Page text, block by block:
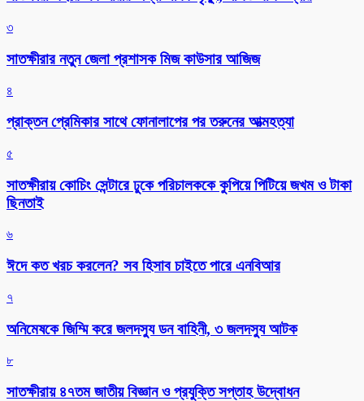
৩
সাতক্ষীরার নতুন জেলা প্রশাসক মিজ কাউসার আজিজ
৪
প্রাক্তন প্রেমিকার সাথে ফোনালাপের পর তরুনের আত্মহত্যা
৫
সাতক্ষীরায় কোচিং সেন্টারে ঢুকে পরিচালককে কুপিয়ে পিটিয়ে জখম ও টাকা
ছিনতাই
৬
ঈদে কত খরচ করলেন? সব হিসাব চাইতে পারে এনবিআর
৭
অনিমেষকে জিম্মি করে জলদস্যু ডন বাহিনী, ৩ জলদস্যু আটক
৮
সাতক্ষীরায় ৪৭তম জাতীয় বিজ্ঞান ও প্রযুক্তি সপ্তাহ উদ্বোধন